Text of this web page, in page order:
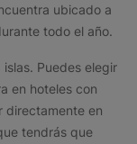
ubicado a
todo el año.
Puedes elegir
en hoteles con
directamente en
tendrás que